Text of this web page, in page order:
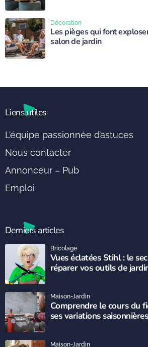
Les pièges qui font
salon de jardin
Décoration
Liens utiles
L’équipe passionnée d’astuces
Nous contacter
Annonceur – Pub
Emploi
Derniers articles
Vues éclatées Stihl : le
réparer vos outils de
Bricolage
Comprendre le cours du
ses variations saisonnières
Maison-Jardin
Maison-Jardin